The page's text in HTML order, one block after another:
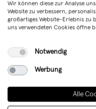
hecho.
Etui, Gürtel,
100% Leder.
Betrieben in
Wir können diese zur Analyse
Website zu verbessern,
großartiges Website-Erlebnis zu
uns verwendeten Cookies öffne
Notwendig
Werbung
Alle